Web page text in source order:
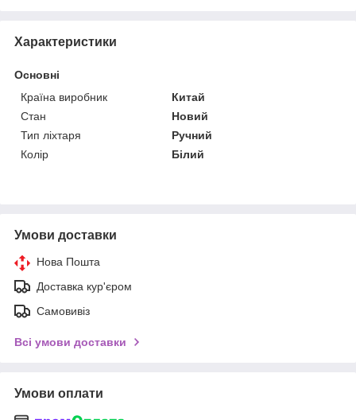
Характеристики
Основні
Країна виробник
Китай
Стан
Новий
Тип ліхтаря
Ручний
Колір
Білий
Умови доставки
Нова Пошта
Доставка кур'єром
Самовивіз
Всі умови доставки
Умови оплати